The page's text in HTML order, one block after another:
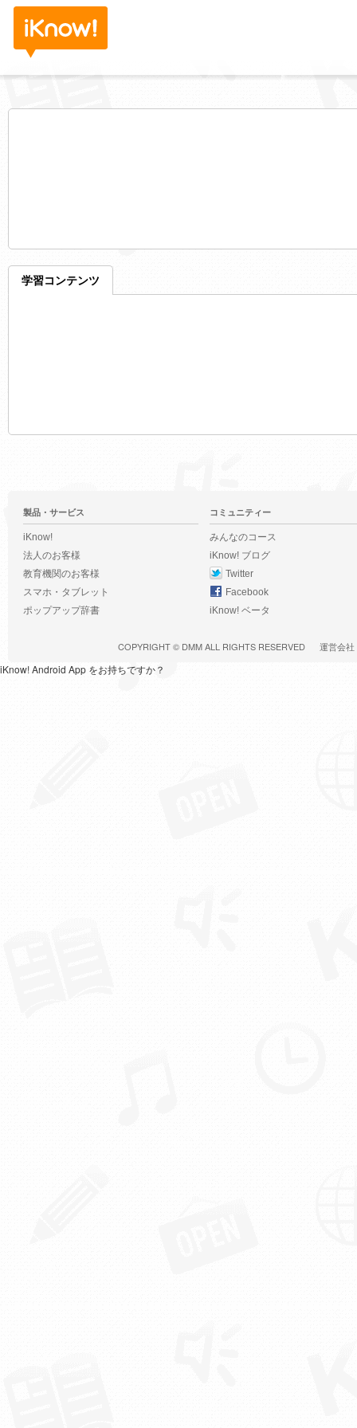
学習コンテンツ
製品・サービス
iKnow!
法人のお客様
教育機関のお客様
スマホ・タブレット
ポップアップ辞書
コミュニティー
みんなのコース
iKnow! ブログ
Twitter
Facebook
iKnow! ベータ
COPYRIGHT © DMMALL RIGHTS RESERVED 運営会社
iKnow! Android App をお持ちですか？